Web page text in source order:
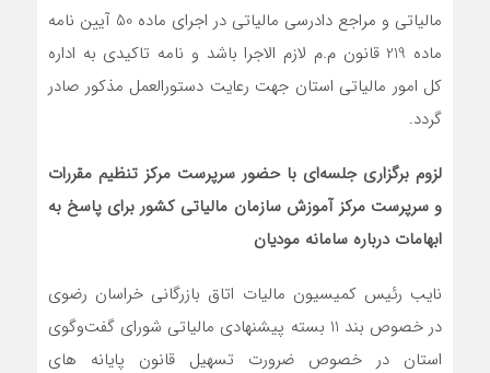
مالیاتی و مراجع دادرسی مالیاتی در اجرای ماده 50 آیین نامه
ماده 219 قانون م.م لازم الاجرا باشد و نامه تاکیدی به اداره
کل امور مالیاتی استان جهت رعایت دستورالعمل مذکور صادر
گردد.
لزوم برگزاری جلسه‌ای با حضور سرپرست مرکز تنظیم مقررات
و سرپرست مرکز آموزش سازمان مالیاتی کشور برای پاسخ به
ابهامات درباره سامانه مودیان
نایب رئیس کمیسیون مالیات اتاق بازرگانی خراسان رضوی
در خصوص بند 11 بسته پیشنهادی مالیاتی شورای گفت‌وگوی
استان در خصوص ضرورت تسهیل قانون پایانه های